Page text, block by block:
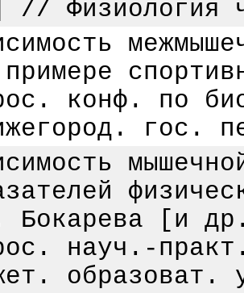
//
конф. по
гос.
Бокарева [и
науч.-
образоват.